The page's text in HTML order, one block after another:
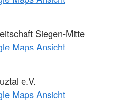
Siegen-Mitte
Maps Ansicht
e.V.
Maps Ansicht